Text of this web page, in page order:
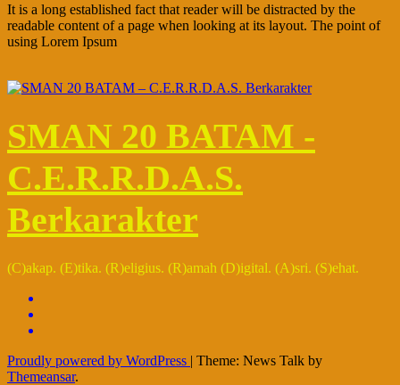
It is a long established fact that reader will be distracted by the
readable content of a page when looking at its layout. The point of
using Lorem Ipsum
SMAN 20 BATAM -
C.E.R.R.D.A.S.
Berkarakter
(C)akap. (E)tika. (R)eligius. (R)amah (D)igital. (A)sri. (S)ehat.
Proudly powered by WordPress | Theme: News Talk by
Themeansar.